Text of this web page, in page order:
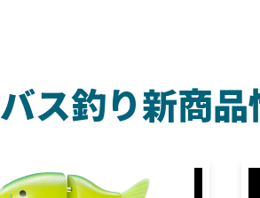
バス釣り新商品